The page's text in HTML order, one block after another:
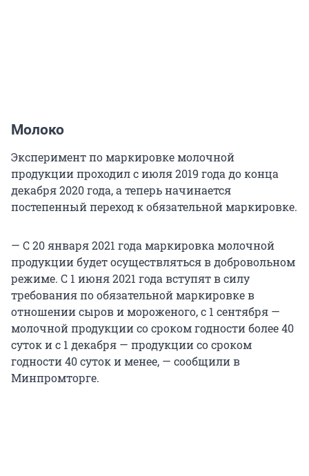
Молоко
Эксперимент по маркировке молочной
продукции проходил с июля 2019 года до конца
декабря 2020 года, а теперь начинается
постепенный переход к обязательной маркировке.
— С 20 января 2021 года маркировка молочной
продукции будет осуществляться в добровольном
режиме. С 1 июня 2021 года вступят в силу
требования по обязательной маркировке в
отношении сыров и мороженого, с 1 сентября —
молочной продукции со сроком годности более 40
суток и с 1 декабря — продукции со сроком
годности 40 суток и менее, — сообщили в
Минпромторге.